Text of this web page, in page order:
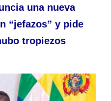
una nueva
“jefazos” y pide
tropiezos